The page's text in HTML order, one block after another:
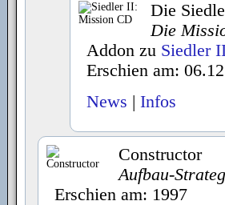
Die
Die
Addon zu Siedler
Erschien am:
News | Infos
Constructor
Aufbau-
Erschien am: 1997